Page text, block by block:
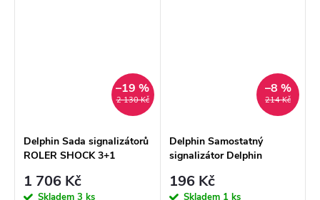
2 130 Kč
–19 %
Delphin Sada signalizátorů
ROLER SHOCK 3+1
1 706 Kč
Skladem 3 ks
214 Kč
–8 %
Delphin Samostatný
signalizátor Delphin
196 Kč
Skladem 1 ks